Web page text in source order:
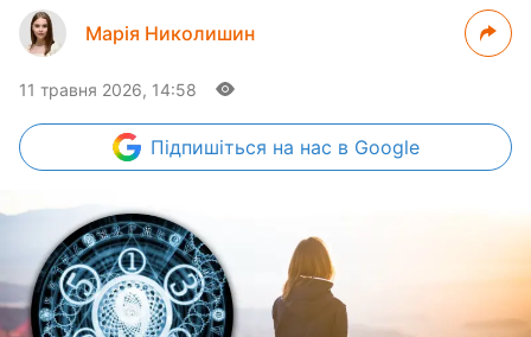
Марія Николишин
11 травня 2026, 14:58
Підпишіться на нас в Google